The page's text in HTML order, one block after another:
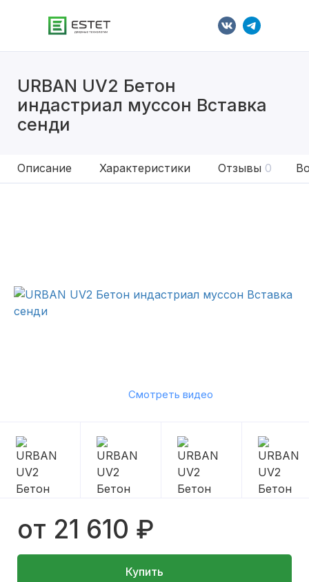
URBAN UV2 Бетон
индастриал муссон Вставка
сенди
Описание Характеристики Отзывы 0
Смотреть видео
от 21 610 ₽
Купить